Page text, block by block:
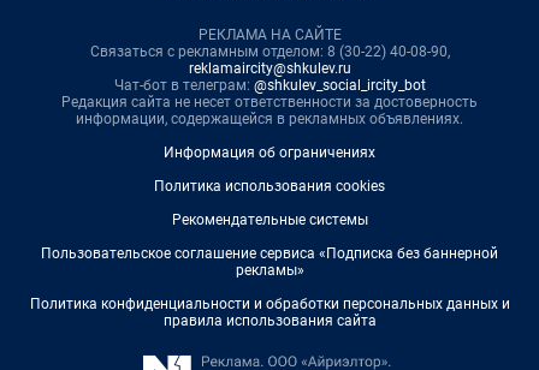
РЕКЛАМА НА САЙТЕ
Связаться с рекламным отделом: 8 (30-22) 40-08-90,
reklamaircity@shkulev.ru
Чат-бот в телеграм: @shkulev_social_ircity_bot
Редакция сайта не несет ответственности за достоверность
информации, содержащейся в рекламных объявлениях.
Информация об ограничениях
Политика использования cookies
Рекомендательные системы
Пользовательское соглашение сервиса «Подписка без баннерной
рекламы»
Политика конфиденциальности и обработки персональных данных и
правила использования сайта